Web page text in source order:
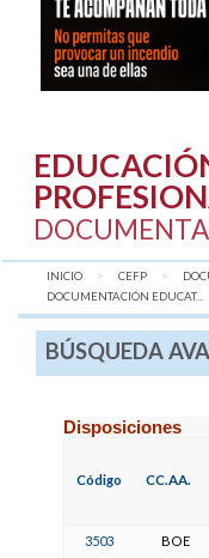
INICIO CEFP
DOCUMENTACIÓN EDUCAT...
BÚSQUEDA
Disposiciones
Código CC.AA.
3503 BOE